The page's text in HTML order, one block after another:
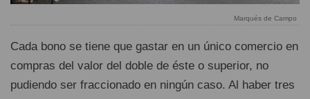
Marqués de Campo
Cada bono se tiene que gastar en un único comercio en
compras del valor del doble de éste o superior, no
pudiendo ser fraccionado en ningún caso. Al haber tres